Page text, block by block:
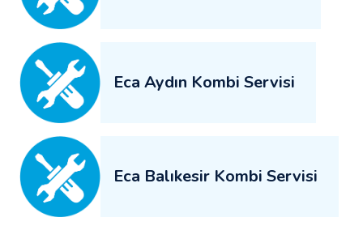
Eca Aydın Kombi Servisi
Eca Balıkesir Kombi Servisi